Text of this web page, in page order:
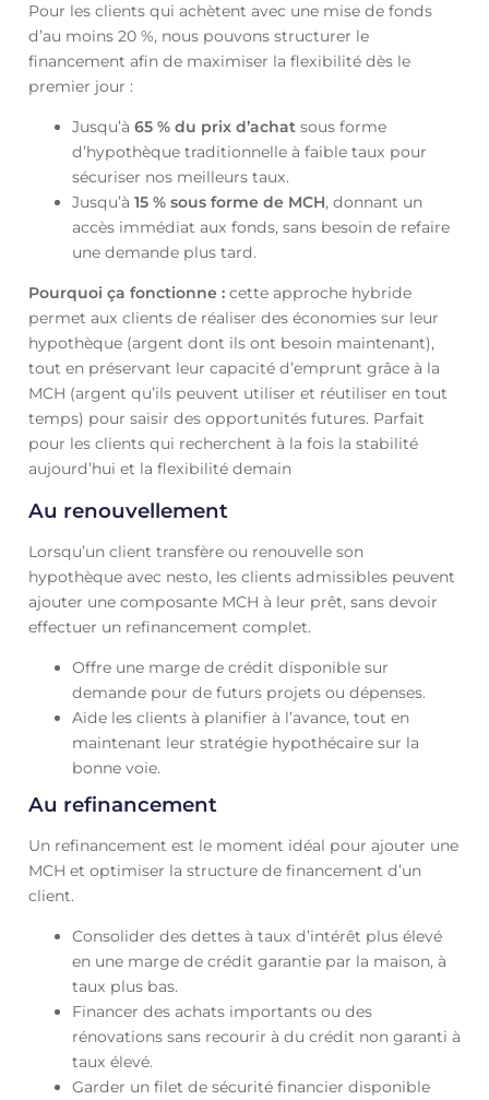
Pour les clients qui achètent avec une mise de fonds
d’au moins 20 %, nous pouvons structurer le
financement afin de maximiser la flexibilité dès le
premier jour :
Jusqu’à 65 % du prix d’achatsous forme
d’hypothèque traditionnelle à faible taux pour
sécuriser nos meilleurs taux.
Jusqu’à 15 % sous forme de MCH, donnant un
accès immédiat aux fonds, sans besoin de refaire
une demande plus tard.
Pourquoi ça fonctionne :cette approche hybride
permet aux clients de réaliser des économies sur leur
hypothèque (argent dont ils ont besoin maintenant),
tout en préservant leur capacité d’emprunt grâce à la
MCH (argent qu’ils peuvent utiliser et réutiliser en tout
temps) pour saisir des opportunités futures. Parfait
pour les clients qui recherchent à la fois la stabilité
aujourd’hui et la flexibilité demain
Au renouvellement
Lorsqu’un client transfère ou renouvelle son
hypothèque avec nesto, les clients admissibles peuvent
ajouter une composante MCH à leur prêt, sans devoir
effectuer un refinancement complet.
Offre une marge de crédit disponible sur
demande pour de futurs projets ou dépenses.
Aide les clients à planifier à l’avance, tout en
maintenant leur stratégie hypothécaire sur la
bonne voie.
Au refinancement
Un refinancement est le moment idéal pour ajouter une
MCH et optimiser la structure de financement d’un
client.
Consolider des dettes à taux d’intérêt plus élevé
en une marge de crédit garantie par la maison, à
taux plus bas.
Financer des achats importants ou des
rénovations sans recourir à du crédit non garanti à
taux élevé.
Garder un filet de sécurité financier disponible